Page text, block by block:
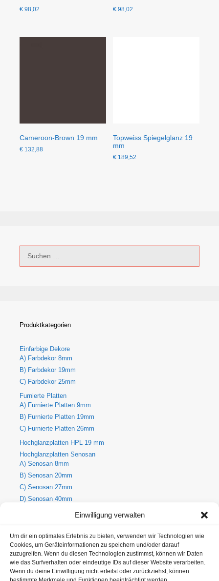
Einwilligung verwalten
Um dir ein optimales Erlebnis zu bieten, verwenden wir Technologien wie
Cookies, um Geräteinformationen zu speichern und/oder darauf
zuzugreifen. Wenn du diesen Technologien zustimmst, können wir Daten
wie das Surfverhalten oder eindeutige IDs auf dieser Website verarbeiten.
Wenn du deine Einwilligung nicht erteilst oder zurückziehst, können
€ 98,02 € 98,02
Cameroon-Brown 19 mm
€ 132,88
Topweiss Spiegelglanz 19
mm
€ 189,52
nach:
Produktkategorien
Einfarbige Dekore
A) Farbdekor 8mm
B) Farbdekor 19mm
C) Farbdekor 25mm
Furnierte Platten
A) Furnierte Platten 9mm
B) Furnierte Platten 19mm
C) Furnierte Platten 26mm
Hochglanzplatten HPL 19 mm
Hochglanzplatten Senosan
A) Senosan 8mm
B) Senosan 20mm
C) Senosan 27mm
D) Senosan 40mm
A) Holz-Dekorplatte 8mm
B) Holz-Dekorplatte 19mm
C) Holz-Dekorplatte 25mm
Metallic Hochglanzplatten Senosan